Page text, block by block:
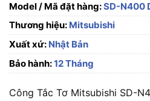
Model / Mã đặt hàng:SD-N400
Thương hiệu: Mitsubishi
Xuất xứ: Nhật Bản
Bảo hành:12 Tháng
Công Tắc Tơ Mitsubishi SD-